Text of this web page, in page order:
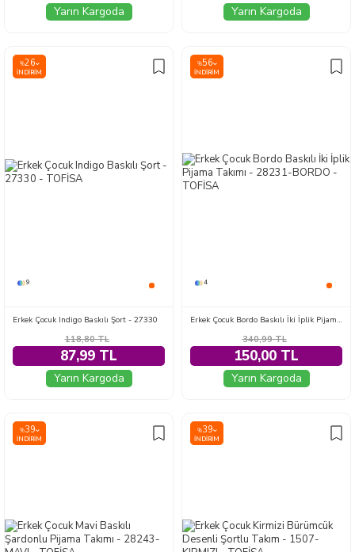
Yarın Kargoda Yarın Kargoda
%26
İNDIRIM
9
Erkek Çocuk Indigo Baskılı Şort - 27330
118,80TL
87,99 TL
Yarın Kargoda
%56
İNDIRIM
4
Erkek Çocuk Bordo Baskılı İki İplik Pijama Takımı - 28231-BORDO
340,99TL
150,00 TL
Yarın Kargoda
%39
İNDIRIM
%39
İNDIRIM